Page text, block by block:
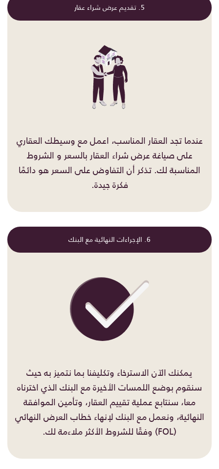
5. تقديم عرض شراء عقار
عندما تجد العقار المناسب، اعمل مع وسيطك العقاري
على صياغة عرض شراء العقار بالسعر و الشروط
المناسبة لك. تذكر أن التفاوض على السعر هو دائمًا
فكرة جيدة.
6. الإجراءات النهائية مع البنك
يمكنك الآن الاسترخاء وتكليفنا بما نتميز به حيث
سنقوم بوضع اللمسات الأخيرة مع البنك الذي اخترناه
معا، سنتابع عملية تقييم العقار، وتأمين الموافقة
النهائية، ونعمل مع البنك لإنهاء خطاب العرض النهائي
(FOL) وفقًا للشروط الأكثر ملاءمة لك.